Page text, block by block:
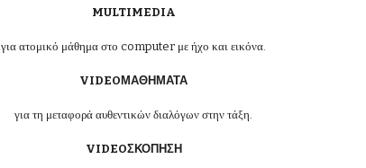
MULTIMEDIA
για ατομικό μάθημα στο computer με ήχο και εικόνα.
VIDEOΜΑΘΗΜΑΤΑ
για τη μεταφορά αυθεντικών διαλόγων στην τάξη.
VIDEOΣΚΟΠΗΣΗ